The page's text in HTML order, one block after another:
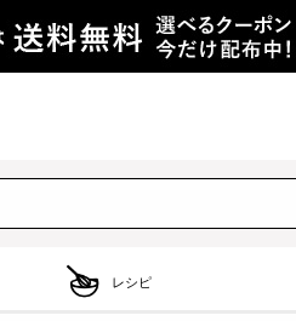
レシピ